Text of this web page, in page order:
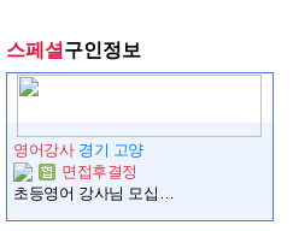
스페셜 구인정보
영어강사 경기 고양
면접후결정
초등영어 강사님 모십니다. (파트-주3회/ 월수금). 추후 전임 가능